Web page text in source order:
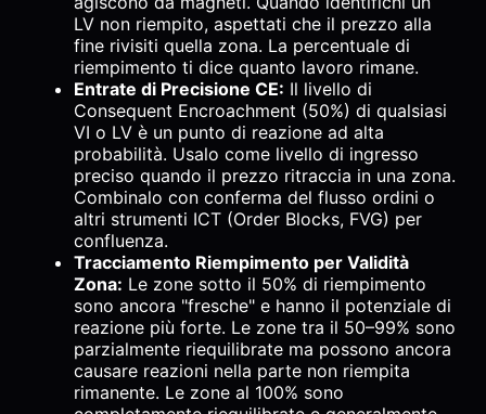
LV non riempito, aspettati che il prezzo alla
fine rivisiti quella zona. La percentuale di
riempimento ti dice quanto lavoro rimane.
Entrate di Precisione CE: Il livello di
Consequent Encroachment (50%) di qualsiasi
VI o LV è un punto di reazione ad alta
probabilità. Usalo come livello di ingresso
preciso quando il prezzo ritraccia in una zona.
Combinalo con conferma del flusso ordini o
altri strumenti ICT (Order Blocks, FVG) per
confluenza.
Tracciamento Riempimento per Validità
Zona: Le zone sotto il 50% di riempimento
sono ancora "fresche" e hanno il potenziale di
reazione più forte. Le zone tra il 50–99% sono
parzialmente riequilibrate ma possono ancora
causare reazioni nella parte non riempita
rimanente. Le zone al 100% sono